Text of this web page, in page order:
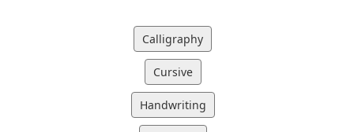
Calligraphy
Cursive
Handwriting